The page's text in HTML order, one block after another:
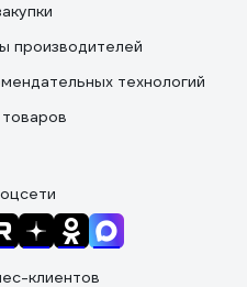
производителей
технологий
клиентов